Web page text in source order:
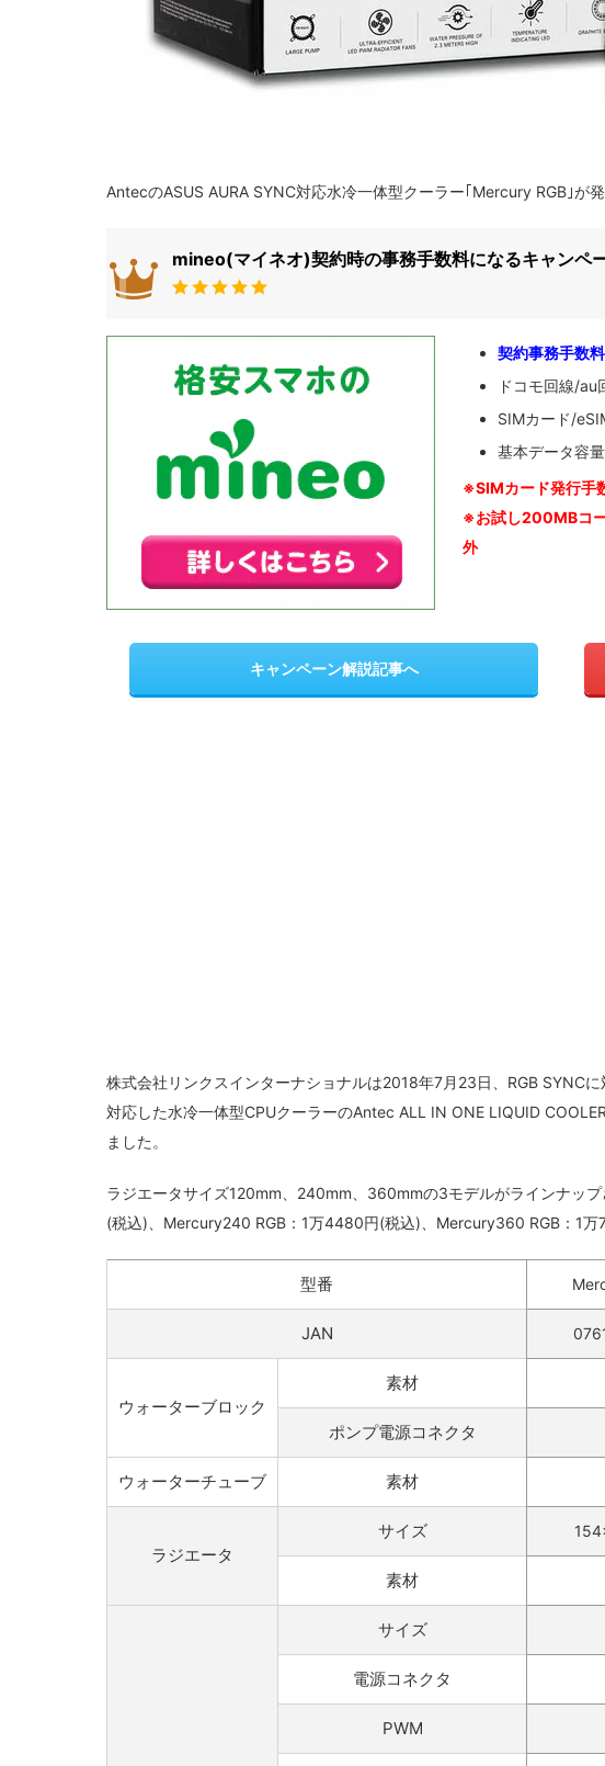
AntecのASUS AURA SYNC対応水冷一体型クーラー｢Mercury RGB｣が発
mineo(マイネオ)契約時の事務手数料になるキャンペ
契約事務手数
ドコモ回線/au
SIMカード/
基本データ容
※SIMカード発行手
※お試し200MBコ
外
キャンペーン解説記事へ
株式会社リンクスインターナショナルは2018年7月23日、RGB SYNC
対応した水冷一体型CPUクーラーのAntec ALL IN ONE LIQUID
ました。
ラジエータサイズ120mm、240mm、360mmの3モデルがラインナッ
(税込)、Mercury240 RGB：1万4480円(税込)、Mercury360 RGB：1万
型番
JAN
ウォーターブロック
素材
ポンプ電源コネクタ
ウォーターチューブ 素材
ラジエータ
サイズ
素材
サイズ
電源コネクタ
PWM